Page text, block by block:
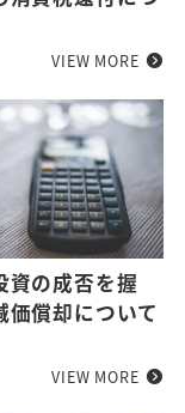
VIEW MORE
資の成否を握
価償却について
VIEW MORE